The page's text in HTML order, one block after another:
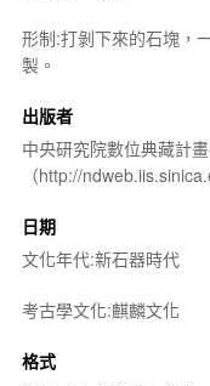
形制:打剝下來的石塊，
製。
出版者
中央研究院數位典藏計
（http://
日期
文化年代:新石器時代
考古學文化:麒麟文化
格式